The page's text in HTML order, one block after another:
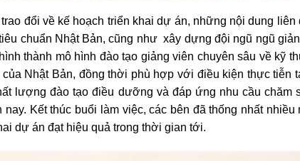
đổi về kế hoạch triển khai dự án, những nội dung
chuẩn Nhật Bản, cũng như xây dựng đội ngũ ngũ
thành mô hình đào tạo giảng viên chuyên sâu về kỹ
Nhật Bản, đồng thời phù hợp với điều kiện thực tiễn
lượng đào tạo điều dưỡng và đáp ứng nhu cầu chăm
Kết thúc buổi làm việc, các bên đã thống nhất nhiều
dự án đạt hiệu quả trong thời gian tới.